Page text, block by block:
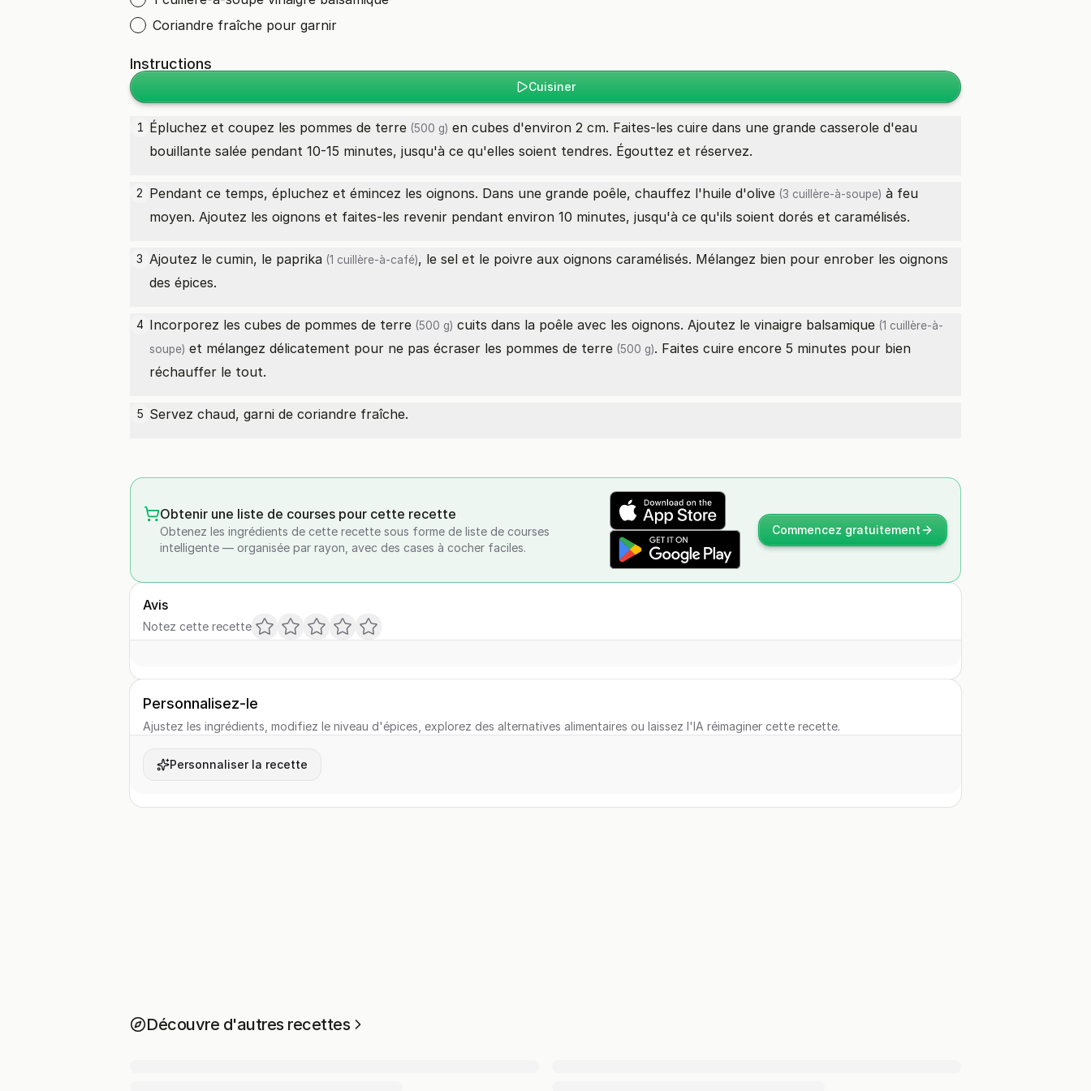
Coriandre fraîche pour garnir
Instructions
Cuisiner
1 Épluchez et coupez les pommes de terre (500 g) en cubes d'environ 2 cm. Faites-les cuire dans une grande casserole d'eau
bouillante salée pendant 10-15 minutes, jusqu'à ce qu'elles soient tendres. Égouttez et réservez.
2 Pendant ce temps, épluchez et émincez les oignons. Dans une grande poêle, chauffez l'huile d'olive (3 cuillère-à-soupe) à feu
moyen. Ajoutez les oignons et faites-les revenir pendant environ 10 minutes, jusqu'à ce qu'ils soient dorés et caramélisés.
3 Ajoutez le cumin, le paprika (1 cuillère-à-café), le sel et le poivre aux oignons caramélisés. Mélangez bien pour enrober les oignons
des épices.
4 Incorporez les cubes de pommes de terre (500 g) cuits dans la poêle avec les oignons. Ajoutez le vinaigre balsamique (1 cuillère-à-
soupe) et mélangez délicatement pour ne pas écraser les pommes de terre (500 g). Faites cuire encore 5 minutes pour bien
réchauffer le tout.
5 Servez chaud, garni de coriandre fraîche.
Obtenir une liste de courses pour cette recette
Obtenez les ingrédients de cette recette sous forme de liste de courses
intelligente — organisée par rayon, avec des cases à cocher faciles.
Commencez gratuitement
Avis
Notez cette recette
Personnalisez-le
Ajustez les ingrédients, modifiez le niveau d'épices, explorez des alternatives alimentaires ou laissez l'IA réimaginer cette recette.
Personnaliser la recette
Découvre d'autres recettes